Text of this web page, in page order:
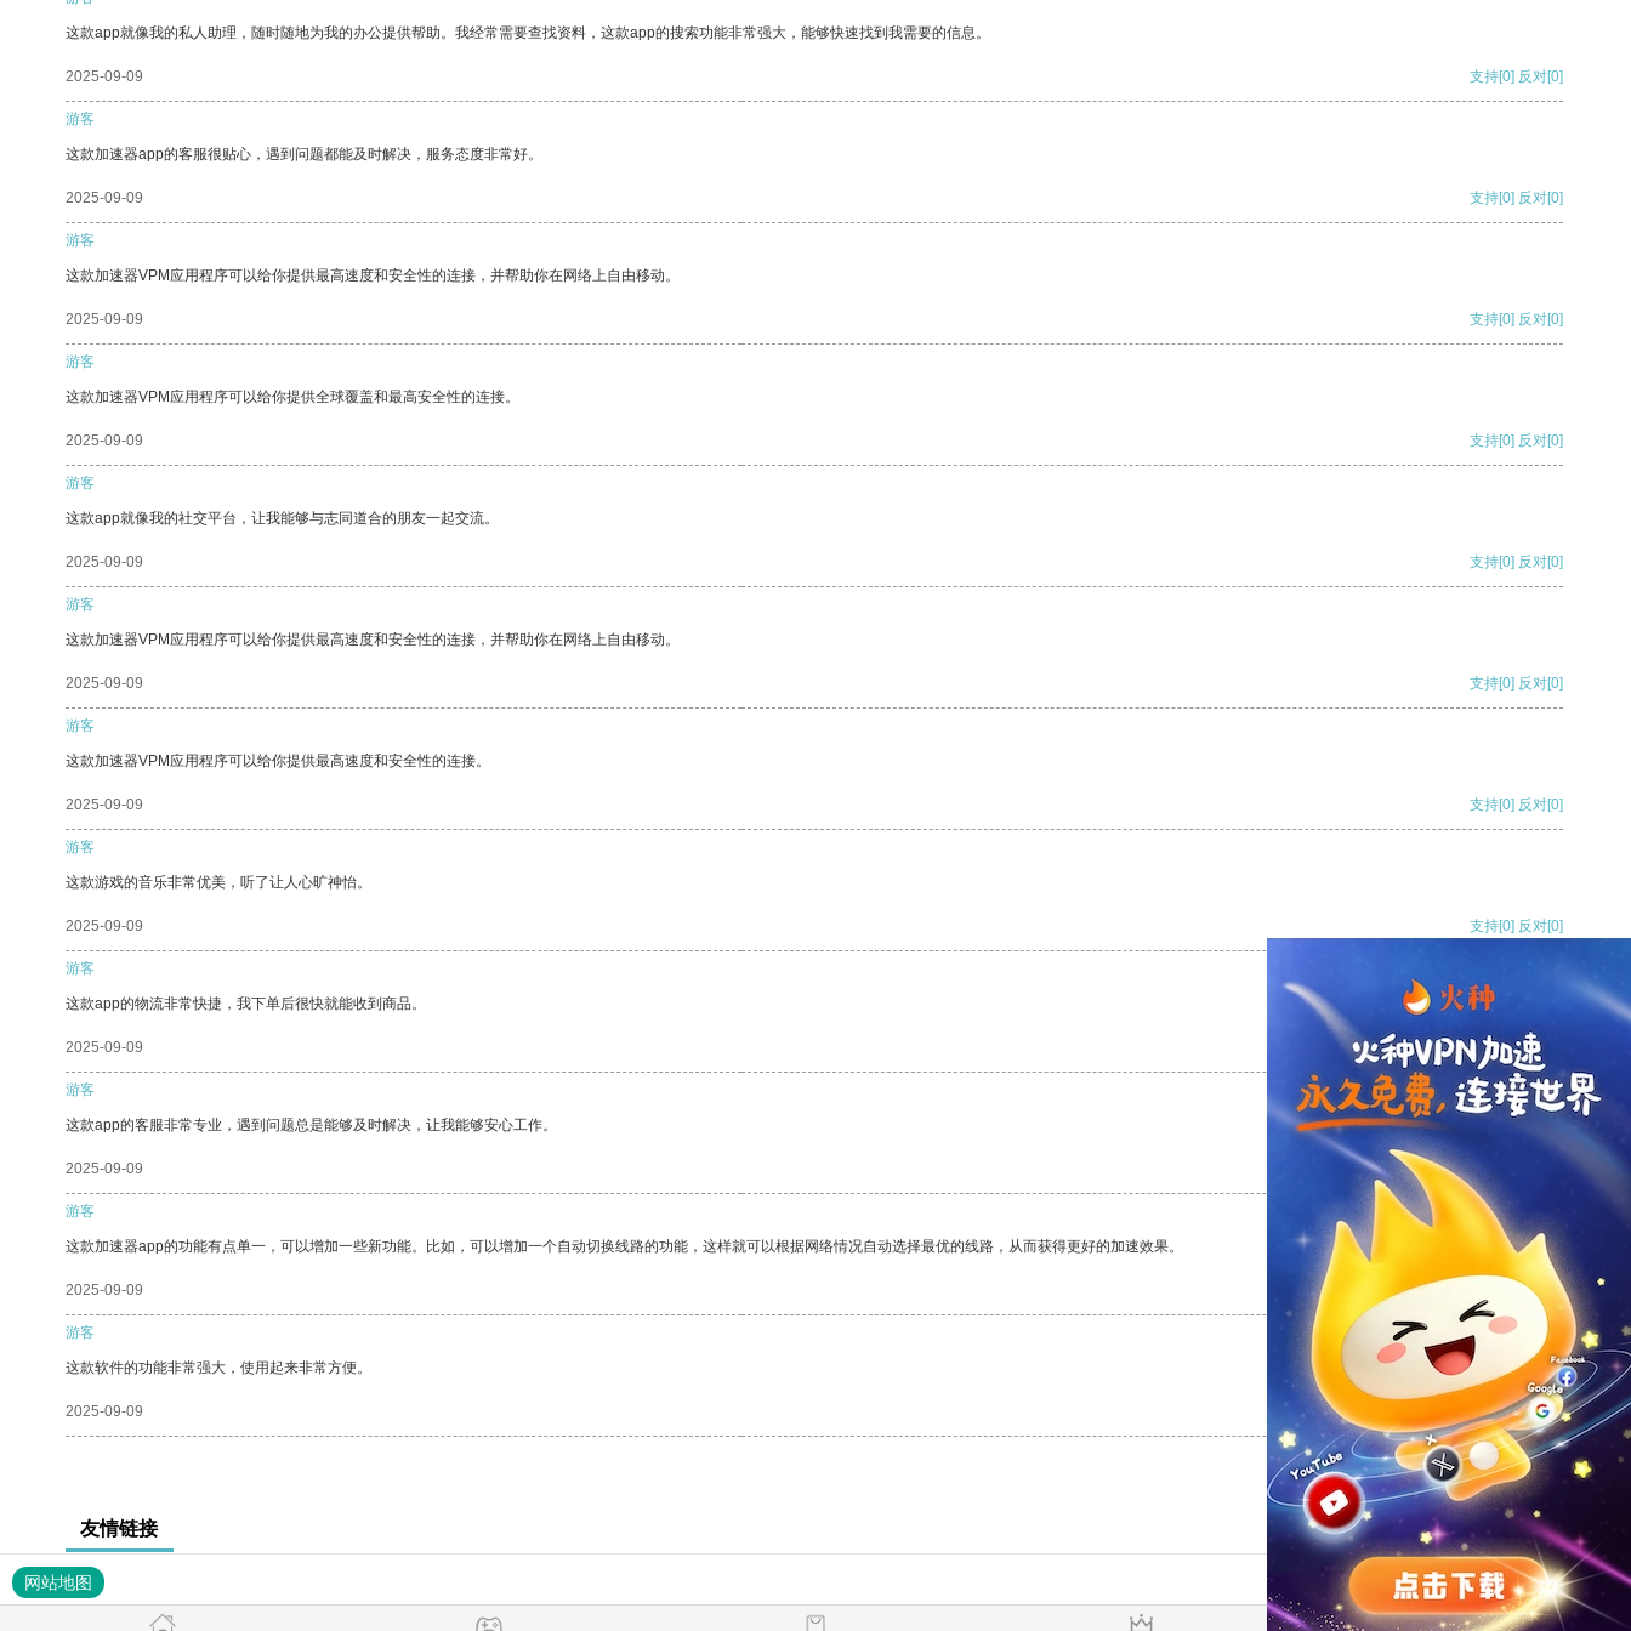
这款app就像我的私人助理，随时随地为我的办公提供帮助。我经常需要查找资料，这款app的搜索功能非常强大，能够快速找到我需要的信息。
2025-09-09 支持[0] 反对[0]
游客
这款加速器app的客服很贴心，遇到问题都能及时解决，服务态度非常好。
2025-09-09 支持[0] 反对[0]
游客
这款加速器VPM应用程序可以给你提供最高速度和安全性的连接，并帮助你在网络上自由移动。
2025-09-09 支持[0] 反对[0]
游客
这款加速器VPM应用程序可以给你提供全球覆盖和最高安全性的连接。
2025-09-09 支持[0] 反对[0]
游客
这款app就像我的社交平台，让我能够与志同道合的朋友一起交流。
2025-09-09 支持[0] 反对[0]
游客
这款加速器VPM应用程序可以给你提供最高速度和安全性的连接，并帮助你在网络上自由移动。
2025-09-09 支持[0] 反对[0]
游客
这款加速器VPM应用程序可以给你提供最高速度和安全性的连接。
2025-09-09 支持[0] 反对[0]
游客
这款游戏的音乐非常优美，听了让人心旷神怡。
2025-09-09 支持[0] 反对[0]
游客
这款app的物流非常快捷，我下单后很快就能收到商品。
2025-09-09 支持[0] 反对
游客
这款app的客服非常专业，遇到问题总是能够及时解决，让我能够安心工作。
2025-09-09 支持
游客
这款加速器app的功能有点单一，可以增加一些新功能。比如，可以增加一个自动切换线路的功能，这样就可以根据网络情况自动选择最优的线路，从而获得更好的加速效果。
2025-09-09 反对 [0]
游客
这款软件的功能非常强大，使用起来非常方便。
2025-09-09 支持[0] 反对[0]
友情链接
网站地图